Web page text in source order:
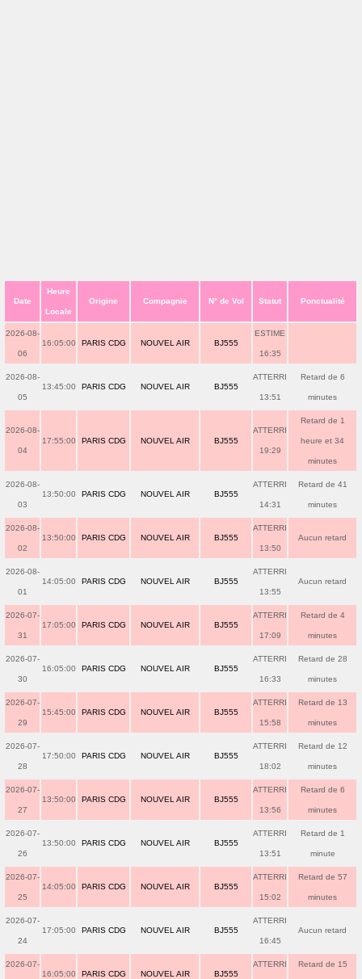
Date
Heure
Locale
Origine Compagnie N° de Vol Statut Ponctualité
2026-08-
06
16:05:00 PARIS CDG NOUVEL AIR BJ555
ESTIME
16:35
2026-08-
05
13:45:00 PARIS CDG NOUVEL AIR BJ555
ATTERRI
13:51
Retard de 6
minutes
2026-08-
04
17:55:00 PARIS CDG NOUVEL AIR BJ555
ATTERRI
19:29
Retard de 1
heure et 34
minutes
2026-08-
03
13:50:00 PARIS CDG NOUVEL AIR BJ555
ATTERRI
14:31
Retard de 41
minutes
2026-08-
02
13:50:00 PARIS CDG NOUVEL AIR BJ555
ATTERRI
13:50
Aucun retard
2026-08-
01
14:05:00 PARIS CDG NOUVEL AIR BJ555
ATTERRI
13:55
Aucun retard
2026-07-
31
17:05:00 PARIS CDG NOUVEL AIR BJ555
ATTERRI
17:09
Retard de 4
minutes
2026-07-
30
16:05:00 PARIS CDG NOUVEL AIR BJ555
ATTERRI
16:33
Retard de 28
minutes
2026-07-
29
15:45:00 PARIS CDG NOUVEL AIR BJ555
ATTERRI
15:58
Retard de 13
minutes
2026-07-
28
17:50:00 PARIS CDG NOUVEL AIR BJ555
ATTERRI
18:02
Retard de 12
minutes
2026-07-
27
13:50:00 PARIS CDG NOUVEL AIR BJ555
ATTERRI
13:56
Retard de 6
minutes
2026-07-
26
13:50:00 PARIS CDG NOUVEL AIR BJ555
ATTERRI
13:51
Retard de 1
minute
2026-07-
25
14:05:00 PARIS CDG NOUVEL AIR BJ555
ATTERRI
15:02
Retard de 57
minutes
2026-07-
24
17:05:00 PARIS CDG NOUVEL AIR BJ555
ATTERRI
16:45
Aucun retard
2026-07-
16:05:00 PARIS CDG NOUVEL AIR BJ555
ATTERRI Retard de 15